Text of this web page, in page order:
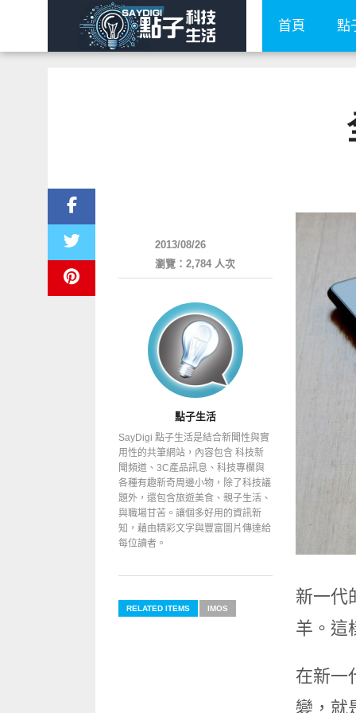
首頁 點
新一代
羊。這
在新一
變，就
2013/08/26
瀏覽：2,784 人次
點子生活
SayDigi 點子生活是結合新聞性與實
用性的共筆網站，內容包含 科技新
聞頻道、3C產品訊息、科技專欄與
各種有趣新奇周邊小物，除了科技議
題外，還包含旅遊美食、親子生活、
與職場甘苦。讓個多好用的資訊新
知，藉由精彩文字與豐富圖片傳達給
每位讀者。
RELATED ITEMS IMOS